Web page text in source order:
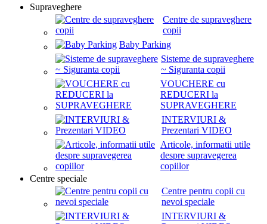
Supraveghere
Centre de supraveghere
copii
Baby Parking
Sisteme de supraveghere
~ Siguranta copii
VOUCHERE cu
REDUCERI la
SUPRAVEGHERE
INTERVIURI &
Prezentari VIDEO
Articole, informatii utile
despre supravegerea
copiilor
Centre speciale
Centre pentru copii cu
nevoi speciale
INTERVIURI &